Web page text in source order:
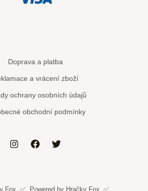
Doprava a platba
a vrácení zboží
ochrany osobních údajů
obchodní podmínky
Fox. ✅. Powered by Hračky Fox. ✅.